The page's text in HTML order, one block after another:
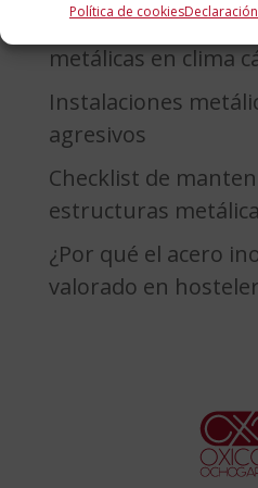
Política de cookies
Verano y exterior:
metálicas en clima
Instalaciones
agresivos
Checklist de
estructuras
¿Por qué el acero
valorado en